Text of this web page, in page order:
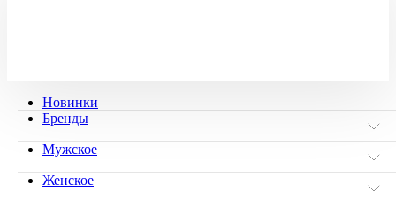
Новинки
Бренды
Мужское
Женское